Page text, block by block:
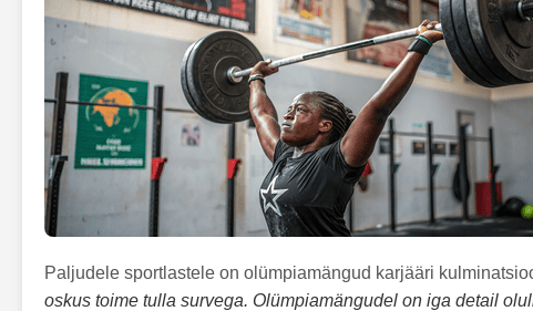
Paljudele sportlastele on olümpiamängud karjääri
oskus toime tulla survega. Olümpiamängudel on iga detail